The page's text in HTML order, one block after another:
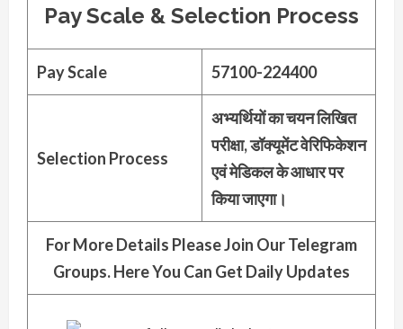
Pay Scale & Selection Process
Pay Scale 57100-224400
Selection Process
अभ्यर्थियों का चयन लिखित
परीक्षा, डॉक्यूमेंट वेरिफिकेशन
एवं मेडिकल के आधार पर
किया जाएगा।
For More Details Please Join Our Telegram
Groups. Here You Can Get Daily Updates